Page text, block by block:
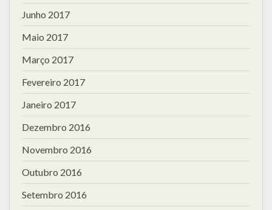
Junho 2017
Maio 2017
Março 2017
Fevereiro 2017
Janeiro 2017
Dezembro 2016
Novembro 2016
Outubro 2016
Setembro 2016